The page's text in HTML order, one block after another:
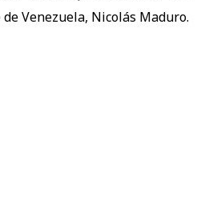
Venezuela, Nicolás Maduro.